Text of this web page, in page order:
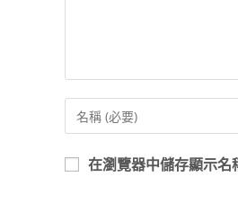
在瀏覽器中儲存顯示名